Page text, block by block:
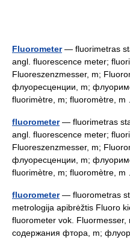
Fluorometer— fluorimetras
angl. fluorescence meter;
Fluoreszenzmesser, m;
флуоресценции, m;
fluorimètre, m; fluoromètre,
fluorometer— fluorimetras
angl. fluorescence meter;
Fluoreszenzmesser, m;
флуоресценции, m;
fluorimètre, m; fluoromètre,
fluorometer— fluorometras
metrologija apibrėžtis Fluoro
fluorometer vok.
содержания фтора, m;